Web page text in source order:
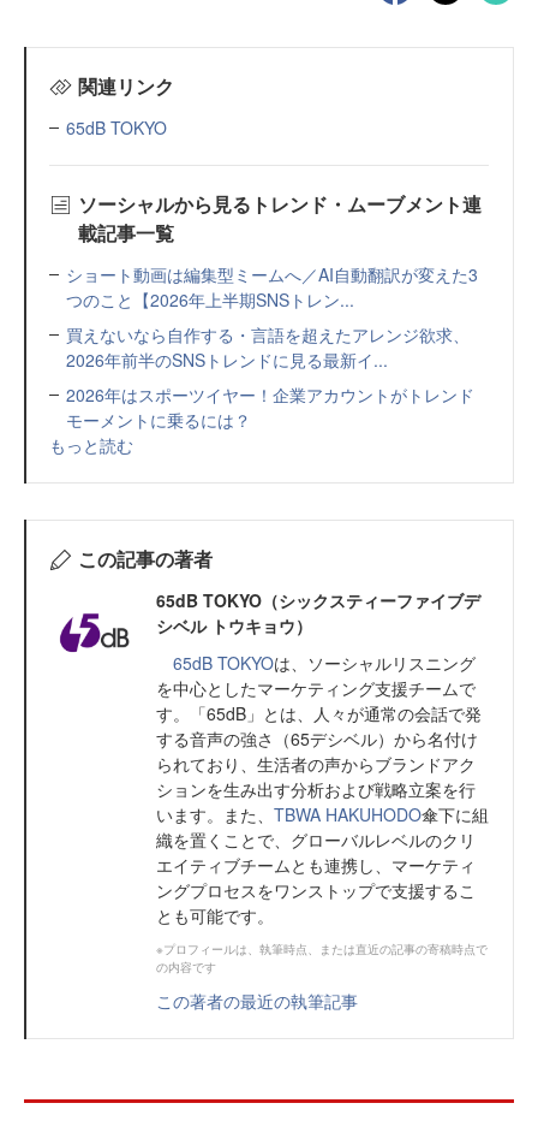
関連リンク
65dB TOKYO
ソーシャルから見るトレンド・ムーブメント連
載記事一覧
ショート動画は編集型ミームへ／AI自動翻訳が変えた3
つのこと【2026年上半期SNSトレン...
買えないなら自作する・言語を超えたアレンジ欲求、
2026年前半のSNSトレンドに見る最新イ...
2026年はスポーツイヤー！企業アカウントがトレンド
モーメントに乗るには？
もっと読む
この記事の著者
65dB TOKYO（シックスティーファイブデ
シベル トウキョウ）
65dB TOKYOは、ソーシャルリスニング
を中心としたマーケティング支援チームで
す。「65dB」とは、人々が通常の会話で発
する音声の強さ（65デシベル）から名付け
られており、生活者の声からブランドアク
ションを生み出す分析および戦略立案を行
います。また、 TBWA HAKUHODO傘下に組
織を置くことで、グローバルレベルのクリ
エイティブチームとも連携し、マーケティ
ングプロセスをワンストップで支援するこ
とも可能です。
※プロフィールは、執筆時点、または直近の記事の寄稿時点で
の内容です
この著者の最近の執筆記事